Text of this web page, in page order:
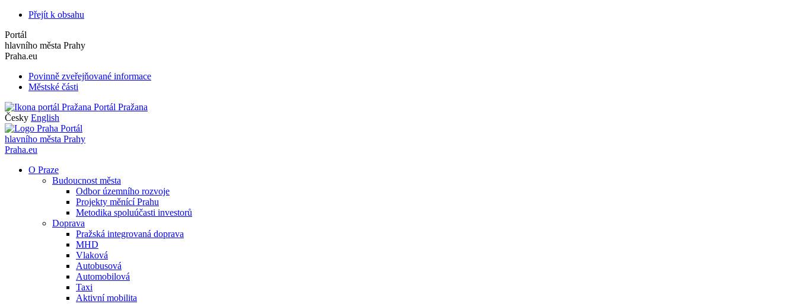
Přejít k obsahu
Portál
hlavního města Prahy
Praha.eu
Povinně zveřejňované informace
Městské části
Portál Pražana
Česky English
Portál
hlavního města Prahy
Praha.eu
O Praze
Budoucnost města
Odbor územního rozvoje
Projekty měnící Prahu
Metodika spoluúčasti investorů
Doprava
Pražská integrovaná doprava
MHD
Vlaková
Autobusová
Automobilová
Taxi
Aktivní mobilita